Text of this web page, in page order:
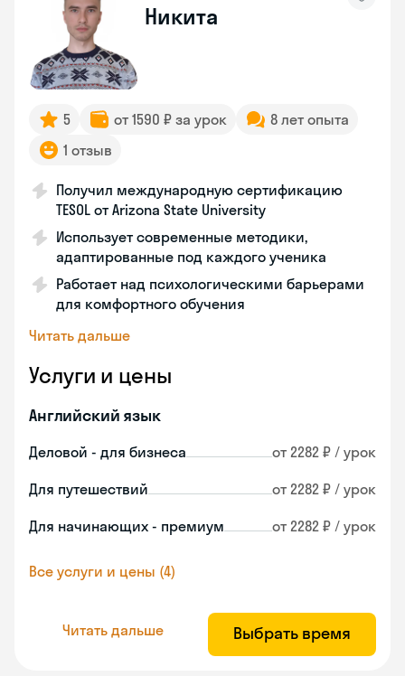
Никита
5 от 1590 ₽ за урок
8 лет опыта
1 отзыв
Получил международную сертификацию
TESOL от Arizona State University
Использует современные методики,
адаптированные под каждого ученика
Работает над психологическими барьерами
для комфортного обучения
Читать дальше
Услуги и цены
Английский язык
Деловой - для бизнеса от 2282 ₽ / урок
Для путешествий от 2282 ₽ / урок
Для начинающих - премиум от 2282 ₽ / урок
Все услуги и цены (4)
Читать дальше Выбрать время